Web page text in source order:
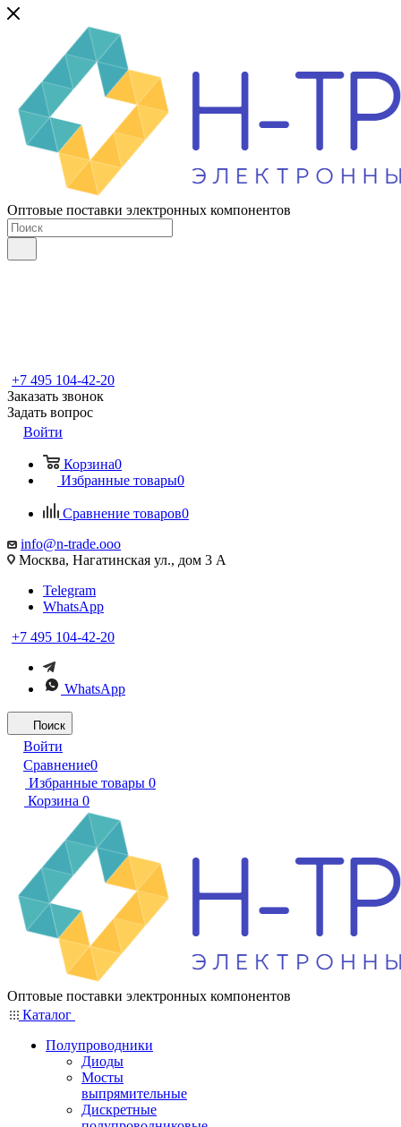
Оптовые поставки электронных компонентов
+7 495 104-42-20
Заказать звонок
Задать вопрос
Войти
Корзина0
Избранные товары0
Сравнение товаров0
info@n-trade.ooo
Москва, Нагатинская ул., дом 3 А
Telegram
WhatsApp
+7 495 104-42-20
WhatsApp
Поиск
Войти
Сравнение0
Избранные товары 0
Корзина 0
Оптовые поставки электронных компонентов
Каталог
Полупроводники
Диоды
Мосты
выпрямительные
Дискретные